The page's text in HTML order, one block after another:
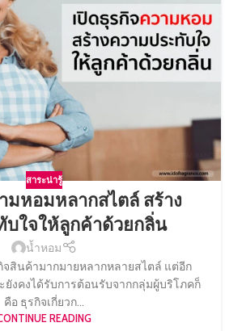
สาระน่ารู้
มหอมหลากสไตล์ สร้าง
บใจให้ลูกค้าด้วยกลิ่น
น้ำหอม
จสินค้ามากมายหลากหลายสไตล์ แต่อีก
งคงได้รับการต้อนรับจากกลุ่มผู้บริโภคก็
คือ ธุรกิจเกี่ยวก...
READING